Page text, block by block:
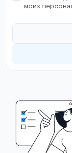
моих